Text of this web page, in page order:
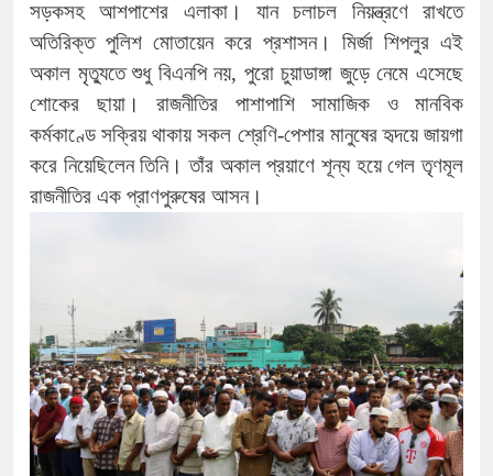
সড়কসহ আশপাশের এলাকা। যান চলাচল নিয়ন্ত্রণে রাখতে
অতিরিক্ত পুলিশ মোতায়েন করে প্রশাসন। মির্জা শিপলুর এই
অকাল মৃত্যুতে শুধু বিএনপি নয়, পুরো চুয়াডাঙ্গা জুড়ে নেমে এসেছে
শোকের ছায়া। রাজনীতির পাশাপাশি সামাজিক ও মানবিক
কর্মকাণ্ডে সক্রিয় থাকায় সকল শ্রেণি-পেশার মানুষের হৃদয়ে জায়গা
করে নিয়েছিলেন তিনি। তাঁর অকাল প্রয়াণে শূন্য হয়ে গেল তৃণমূল
রাজনীতির এক প্রাণপুরুষের আসন।